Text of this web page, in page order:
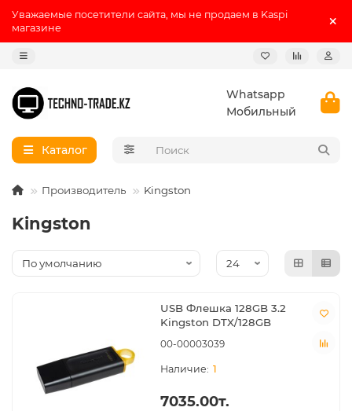
Уважаемые посетители сайта, мы не продаем в Kaspi
магазине
Whatsapp
Мобильный
Каталог
Производитель Kingston
Kingston
USB Флешка 128GB 3.2
Kingston DTX/128GB
00-00003039
1
7035.00т.